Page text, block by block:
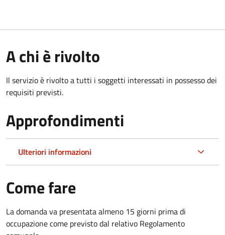
A chi è rivolto
Il servizio è rivolto a tutti i soggetti interessati in possesso dei
requisiti previsti.
Approfondimenti
Ulteriori informazioni
Come fare
La domanda va presentata almeno 15 giorni prima di
occupazione come previsto dal relativo Regolamento